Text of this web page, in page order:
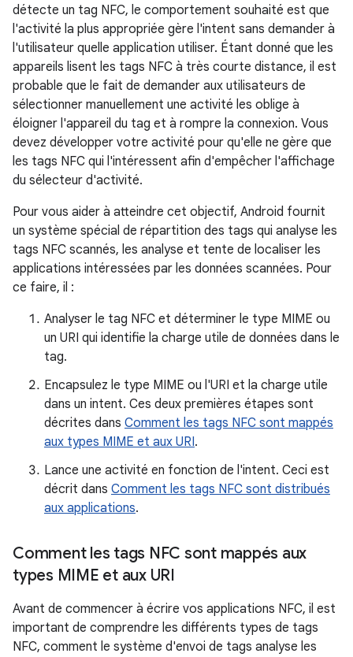
détecte un tag NFC, le comportement souhaité est que
l'activité la plus appropriée gère l'intent sans demander à
l'utilisateur quelle application utiliser. Étant donné que les
appareils lisent les tags NFC à très courte distance, il est
probable que le fait de demander aux utilisateurs de
sélectionner manuellement une activité les oblige à
éloigner l'appareil du tag et à rompre la connexion. Vous
devez développer votre activité pour qu'elle ne gère que
les tags NFC qui l'intéressent afin d'empêcher l'affichage
du sélecteur d'activité.
Pour vous aider à atteindre cet objectif, Android fournit
un système spécial de répartition des tags qui analyse les
tags NFC scannés, les analyse et tente de localiser les
applications intéressées par les données scannées. Pour
ce faire, il :
Analyser le tag NFC et déterminer le type MIME ou
un URI qui identifie la charge utile de données dans le
tag.
Encapsulez le type MIME ou l'URI et la charge utile
dans un intent. Ces deux premières étapes sont
décrites dans Comment les tags NFC sont mappés
aux types MIME et aux URI.
Lance une activité en fonction de l'intent. Ceci est
décrit dans Comment les tags NFC sont distribués
aux applications.
Comment les tags NFC sont mappés aux
types MIME et aux URI
Avant de commencer à écrire vos applications NFC, il est
important de comprendre les différents types de tags
NFC, comment le système d'envoi de tags analyse les